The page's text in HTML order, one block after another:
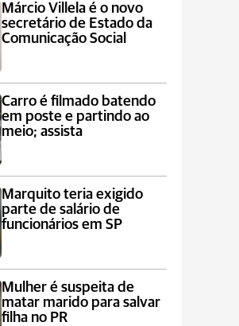
Márcio Villela é o novo
secretário de Estado da
Comunicação Social
Carro é filmado batendo
em poste e partindo ao
meio; assista
Marquito teria exigido
parte de salário de
funcionários em SP
Mulher é suspeita de
matar marido para salvar
filha no PR